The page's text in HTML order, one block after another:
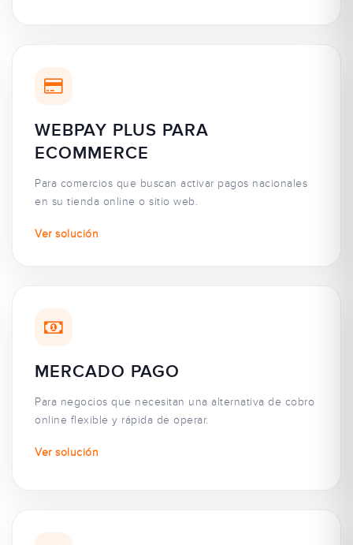
WEBPAY PLUS PARA
ECOMMERCE
Para comercios que buscan activar pagos nacionales
en su tienda online o sitio web.
Ver solución
MERCADO PAGO
Para negocios que necesitan una alternativa de cobro
online flexible y rápida de operar.
Ver solución